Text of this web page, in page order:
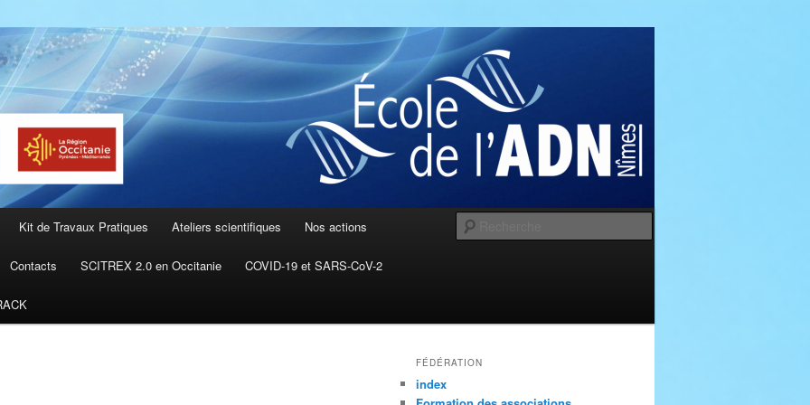
de Formation, Conseils en Science de la Vie et Recherche, Pr
de la fédération
Kit de Travaux Pratiques Ateliers scientifiques Nos actions
Contacts SCITREX 2.0 en Occitanie COVID-19 et SARS-CoV-2
FÉDÉRATION
index